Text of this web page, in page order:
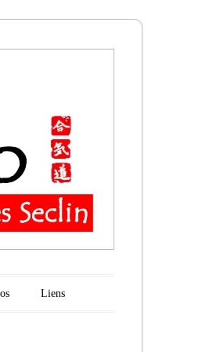
Liens